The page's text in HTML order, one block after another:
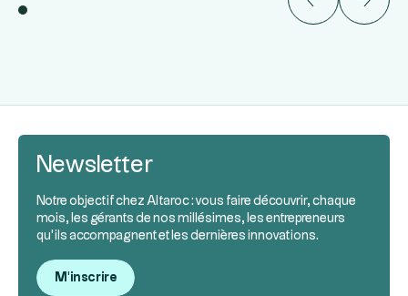
Newsletter
Notre objectif chez Altaroc : vous faire découvrir, chaque
mois, les gérants de nos millésimes, les entrepreneurs
qu’ils accompagnent et les dernières innovations.
M'inscrire